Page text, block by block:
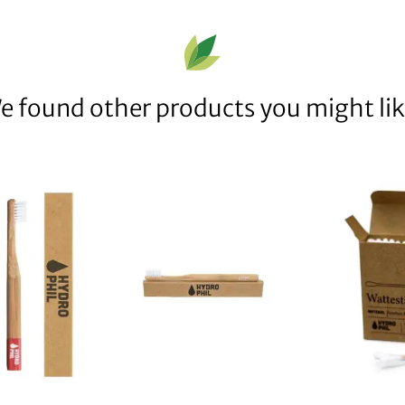
found other products you might